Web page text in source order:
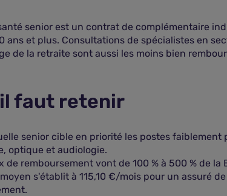
senior est un contrat de complémentaire
ans et plus. Consultations de spécialistes en
de la retraite sont aussi les moins bien
faut retenir
senior cible en priorité les postes
optique et audiologie.
de remboursement vont de 100 % à 500 % de
s'établit à 115,10 €/mois pour un assuré